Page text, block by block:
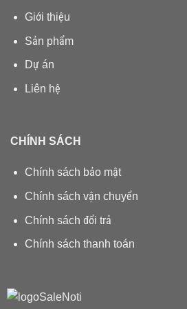
Giới thiệu
Sản phẩm
Dự án
Liên hệ
CHÍNH SÁCH
Chính sách bảo mật
Chính sách vận chuyển
Chính sách đổi trả
Chính sách thanh toán